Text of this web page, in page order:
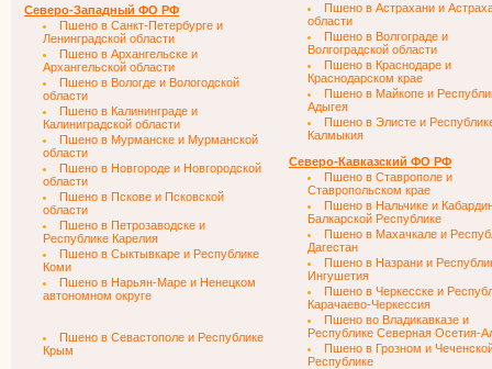
Северо-Западный ФО РФ
Пшено в Санкт-Петербурге и
Ленинградской области
Пшено в Архангельске и
Архангельской области
Пшено в Вологде и Вологодской
области
Пшено в Калининграде и
Калиниградской области
Пшено в Мурманске и Мурманской
области
Пшено в Новгороде и Новгородской
области
Пшено в Пскове и Псковской
области
Пшено в Петрозаводске и
Республике Карелия
Пшено в Сыктывкаре и Республике
Коми
Пшено в Нарьян-Маре и Ненецком
автономном округе
Пшено в Севастополе и Республике
Крым
Пшено в Астрахани и
области
Пшено в Волгограде и
Волгоградской области
Пшено в Краснодаре и
Краснодарском крае
Пшено в Майкопе и
Адыгея
Пшено в Элисте и
Калмыкия
Северо-Кавказский ФО РФ
Пшено в Ставрополе и
Ставропольском крае
Пшено в Нальчике и
Балкарской Республике
Пшено в Махачкале и
Дагестан
Пшено в Назрани и
Ингушетия
Пшено в Черкесске и
Карачаево-Черкессия
Пшено во Владикавказе и
Республике Северная Осетия-
Пшено в Грозном и
Республике